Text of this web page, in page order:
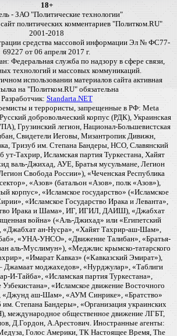
18+
- ЗАО "Политические технологии"
политических комментариев "Политком.RU"
2001-2018
средства массовой информации Эл № ФС77-
69227 от 06 апреля 2017 г.
Федеральная служба по надзору в сфере связи,
технологий и массовых коммуникаций.
использовании материалов сайта активная
на "Политком.RU" обязательна
Разработчик: Standarta.NET
и террористы, запрещенные в РФ: Meta
добровольческий корпус (РДК), Украинская
Грузинский легион, Национал-Большевистская
Свидетели Иеговы, Мизантропик Дивижн,
Тризуб им. Степана Бандеры, НСО, Славянский
Тахрир, Исламская партия Туркестана, Хайят
валь-Джихад, АУЕ, Братья мусульмане, Легион
Свобода России»), «Чеченская Республика
«Азов» (батальон «Азов», полк «Азов»),
корпус», «Исламское государство» («Исламское
«Исламское Государство Ирака и Леванта»,
Ирака и Шама», ИГ, ИГИЛ, ДАИШ), «Джабхат
война» («Аль-Джихад» или «Египетский
«Джабхат ан-Нусра», «Хайят Тахрир-аш-Шам»,
«УНА-УНСО», «Движение Талибан», «Братья-
аль-Муслимун»), «Меджлис крымско-татарского
«Имарат Кавказ» («Кавказский Эмират»),
Джамаат моджахедов», «Нурджулар», «Таблиги
И-Тайба», «Исламская партия Туркестана»,
«Исламское движение Восточного
«Джунд аш-Шам», «АУМ Синрике», «Братство»
Степана Бандеры», «Организация украинских
международное общественное движение ЛГБТ,
Д.Гордон, А.Арестович. Иностранные агенты:
Голос Америки, ТК Настоящее Время, The